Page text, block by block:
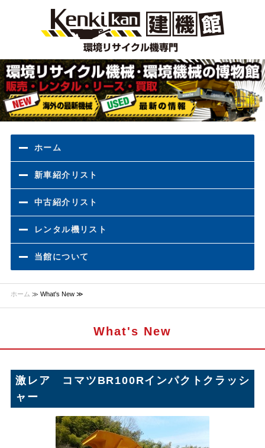
ホーム
新車紹介リスト
中古紹介リスト
レンタル機リスト
当館について
ホーム ≫ What's New ≫
What's New
激レア コマツBR100Rインパクトクラッシ
ャー